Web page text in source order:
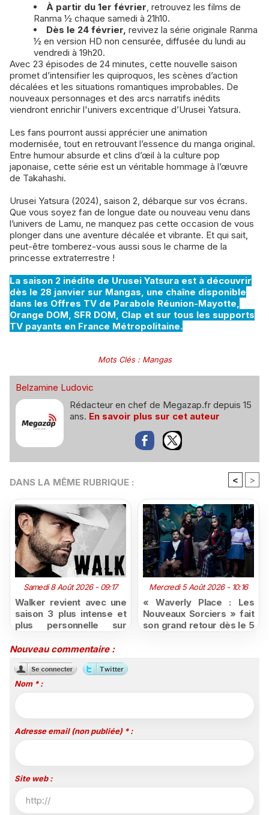
À partir du 1er février, retrouvez les films de
Ranma ½ chaque samedi à 21h10.
Dès le 24 février, revivez la série originale Ranma
½ en version HD non censurée, diffusée du lundi au
vendredi à 19h20.
​Avec 23 épisodes de 24 minutes, cette nouvelle saison
promet d’intensifier les quiproquos, les scènes d’action
décalées et les situations romantiques improbables. De
nouveaux personnages et des arcs narratifs inédits
viendront enrichir l'univers excentrique d’Urusei Yatsura.
Les fans pourront aussi apprécier une animation
modernisée, tout en retrouvant l’essence du manga original.
Entre humour absurde et clins d’œil à la culture pop
japonaise, cette série est un véritable hommage à l’œuvre
de Takahashi.
Urusei Yatsura (2024), saison 2, débarque sur vos écrans.
Que vous soyez fan de longue date ou nouveau venu dans
l’univers de Lamu, ne manquez pas cette occasion de vous
plonger dans une aventure décalée et vibrante. Et qui sait,
peut-être tomberez-vous aussi sous le charme de la
princesse extraterrestre !
La saison 2 inédite de Urusei Yatsura est à découvrir
dès le 28 janvier sur Mangas, une chaîne disponible
dans les Offres TV de Parabole Réunion-Mayotte,
Orange DOM, SFR DOM, Clap et sur tous les supports
TV payants en France Métropolitaine.
Mots Clés: Mangas
Belzamine Ludovic
Rédacteur en chef de Megazap.fr depuis 15
ans. En savoir plus sur cet auteur
DANS LA MÊME RUBRIQUE : < >
Samedi 8 Août 2026 - 09:17
Walker revient avec une
saison 3 plus intense et
plus personnelle sur
Mercredi 5 Août 2026 - 10:16
« Waverly Place : Les
Nouveaux Sorciers » fait
son grand retour dès le 5
Nouveau commentaire :
Nom * :
Adresse email (non publiée) * :
Site web :